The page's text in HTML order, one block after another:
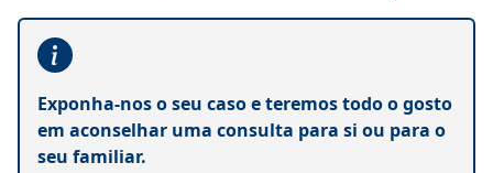
Exponha-nos o seu caso e teremos todo o gosto
em aconselhar uma consulta para si ou para o
seu familiar.